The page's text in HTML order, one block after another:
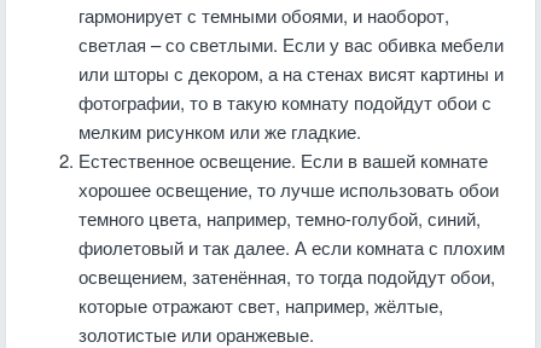
гармонирует с темными обоями, и наоборот,
светлая – со светлыми. Если у вас обивка мебели
или шторы с декором, а на стенах висят картины и
фотографии, то в такую комнату подойдут обои с
мелким рисунком или же гладкие.
Естественное освещение. Если в вашей комнате
хорошее освещение, то лучше использовать обои
темного цвета, например, темно-голубой, синий,
фиолетовый и так далее. А если комната с плохим
освещением, затенённая, то тогда подойдут обои,
которые отражают свет, например, жёлтые,
золотистые или оранжевые.